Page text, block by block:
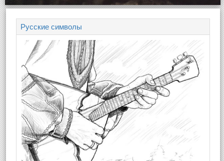
Русские символы